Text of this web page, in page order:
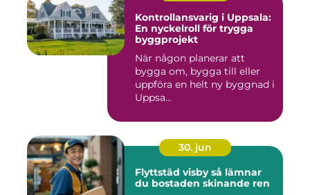
Kontrollansvarig i Uppsala:
En nyckelroll för trygga
byggprojekt
När någon planerar att
bygga om, bygga till eller
uppföra en helt ny byggnad i
Uppsa...
30. jun
Flyttstäd visby så lämnar
du bostaden skinande ren